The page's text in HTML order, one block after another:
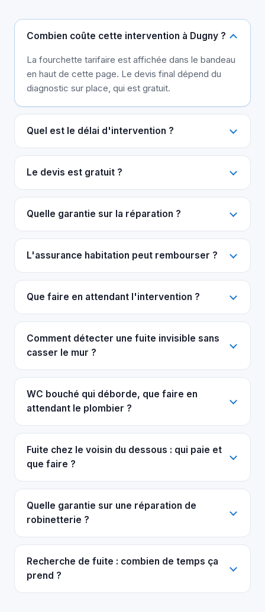
Combien coûte cette intervention à Dugny ?
La fourchette tarifaire est affichée dans le bandeau
en haut de cette page. Le devis final dépend du
diagnostic sur place, qui est gratuit.
Quel est le délai d'intervention ?
Le devis est gratuit ?
Quelle garantie sur la réparation ?
L'assurance habitation peut rembourser ?
Que faire en attendant l'intervention ?
Comment détecter une fuite invisible sans
casser le mur ?
WC bouché qui déborde, que faire en
attendant le plombier ?
Fuite chez le voisin du dessous : qui paie et
que faire ?
Quelle garantie sur une réparation de
robinetterie ?
Recherche de fuite : combien de temps ça
prend ?